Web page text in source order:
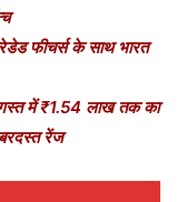
फीचर्स के साथ भारत
में ₹1.54 लाख तक का
रेंज